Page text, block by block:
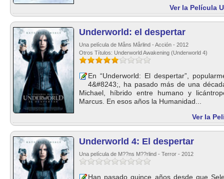
Ver la Película
Underworld: el despertar
Una película de Måns Mårlind - Acción - 2012
Otros Títulos: Underworld Awakening (Underworld 4)
En “Underworld: El despertar”,
4&#8243;, ha pasado más de una
Michael, híbrido entre humano y
Marcus. En esos años la Humanidad...
Ver la
Underworld 4: El despertar
Una película de M??ns M??rlind - Terror - 2012
Han pasado quince años desde que